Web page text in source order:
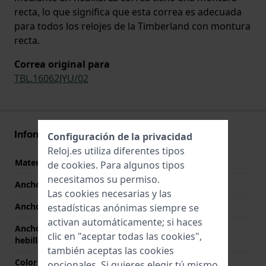
recta, lo que significa que esta correa es adecuada
para todos los relojes de la Timberland con montura
recta.
Correa original para
TBL.16062JYU/02
Información Correa
Material correa
Cuero
Ancho de correa
22 mm
Ancho de las asas
22 mm
Ancho de correa en la
hebilla
20 mm
Color de correa
Marrón
Configuración de la privacidad
Reloj.es utiliza diferentes tipos
de cookies. Para algunos tipos
necesitamos su permiso.
Las cookies necesarias y las
estadísticas anónimas siempre se
activan automáticamente; si haces
clic en "aceptar todas las cookies",
también aceptas las cookies